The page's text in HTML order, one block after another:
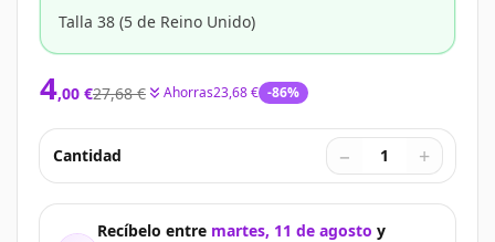
Talla 38 (5 de Reino Unido)
4,00 €27,68 € Ahorras23,68 € -86%
Cantidad − 1 +
Recíbelo entre martes, 11 de agosto y